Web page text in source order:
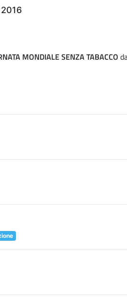
2016
MONDIALE SENZA TABACCO